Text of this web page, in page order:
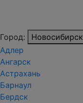
Город:
Новосибирск
Адлер
Ангарск
Астрахань
Барнаул
Бердск